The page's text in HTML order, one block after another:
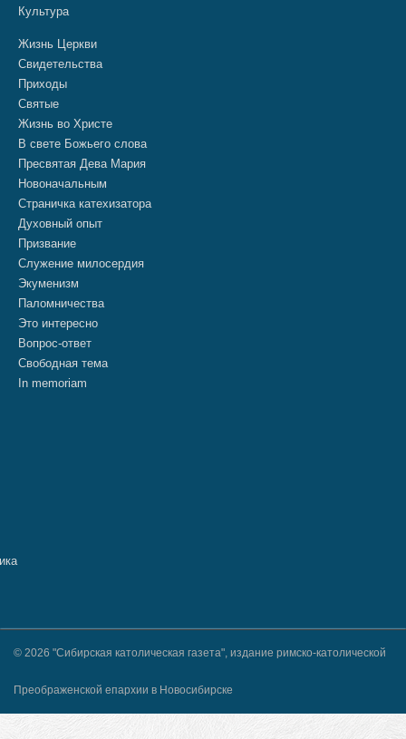
Культура
Жизнь Церкви
Свидетельства
Приходы
Святые
Жизнь во Христе
В свете Божьего слова
Пресвятая Дева Мария
Новоначальным
Страничка катехизатора
Духовный опыт
Призвание
Служение милосердия
Экуменизм
Паломничества
Это интересно
Вопрос-ответ
Свободная тема
In memoriam
© 2026 "Сибирская католическая газета", издание римско-католической
Преображенской епархии в Новосибирске